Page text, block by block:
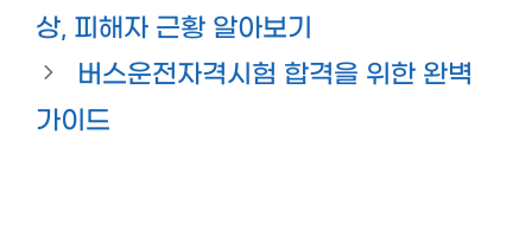
상, 피해자 근황 알아보기
버스운전자격시험 합격을 위한 완벽
가이드